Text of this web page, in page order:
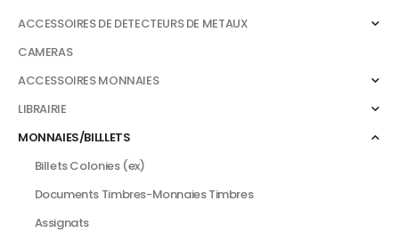
ACCESSOIRES DE DETECTEURS DE METAUX
CAMERAS
ACCESSOIRES MONNAIES
LIBRAIRIE
MONNAIES/BILLLETS
Billets Colonies (ex)
Documents Timbres-Monnaies Timbres
Assignats